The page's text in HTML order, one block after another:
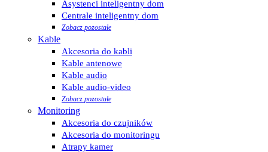
Asystenci inteligentny dom
Centrale inteligentny dom
Zobacz pozostałe
Kable
Akcesoria do kabli
Kable antenowe
Kable audio
Kable audio-video
Zobacz pozostałe
Monitoring
Akcesoria do czujników
Akcesoria do monitoringu
Atrapy kamer